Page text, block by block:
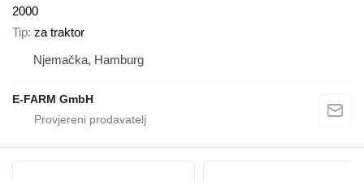
2000
Tip za traktor
Njemačka, Hamburg
E-FARM GmbH